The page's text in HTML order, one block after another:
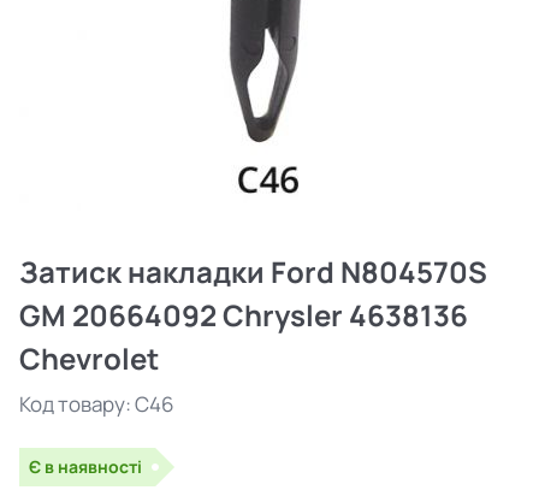
Затиск накладки Ford N804570S
GM 20664092 Chrysler 4638136
Chevrolet
Код товару:C46
Є в наявності